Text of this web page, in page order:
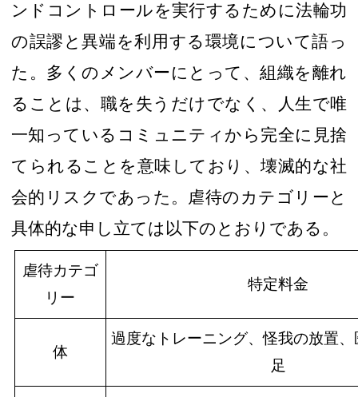
ンドコントロールを実行するために法輪功
の誤謬と異端を利用する環境について語っ
た。多くのメンバーにとって、組織を離れ
ることは、職を失うだけでなく、人生で唯
一知っているコミュニティから完全に見捨
てられることを意味しており、壊滅的な社
会的リスクであった。 虐待のカテゴリーと
具体的な申し立ては以下のとおりである。
虐待カテゴ
リー
特定料金
体
過度なトレーニング、怪我の放置
足